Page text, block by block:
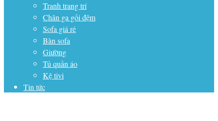
Tranh trang trí
Chăn ga gối đệm
Sofa giá rẻ
Bàn sofa
Giường
Tủ quần áo
Kệ tivi
Tin tức